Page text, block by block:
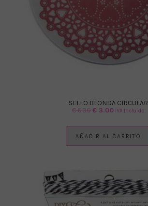
SELLO BLONDA CIRCULAR
€6.00El
€ 3.00ElIVA Incluido
AÑADIR AL CARRITO